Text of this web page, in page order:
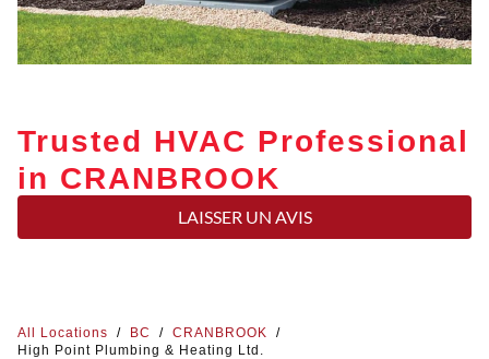
Trusted HVAC Professional
in CRANBROOK
LAISSER UN AVIS
All Locations / BC / CRANBROOK
/
High Point Plumbing & Heating Ltd.